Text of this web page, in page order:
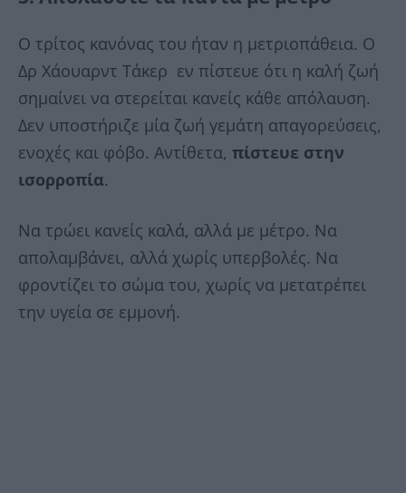
Ο τρίτος κανόνας του ήταν η μετριοπάθεια. Ο
Δρ Χάουαρντ Τάκερ εν πίστευε ότι η καλή ζωή
σημαίνει να στερείται κανείς κάθε απόλαυση.
Δεν υποστήριζε μία ζωή γεμάτη απαγορεύσεις,
ενοχές και φόβο. Αντίθετα, πίστευε στην
ισορροπία.
Να τρώει κανείς καλά, αλλά με μέτρο. Να
απολαμβάνει, αλλά χωρίς υπερβολές. Να
φροντίζει το σώμα του, χωρίς να μετατρέπει
την υγεία σε εμμονή.